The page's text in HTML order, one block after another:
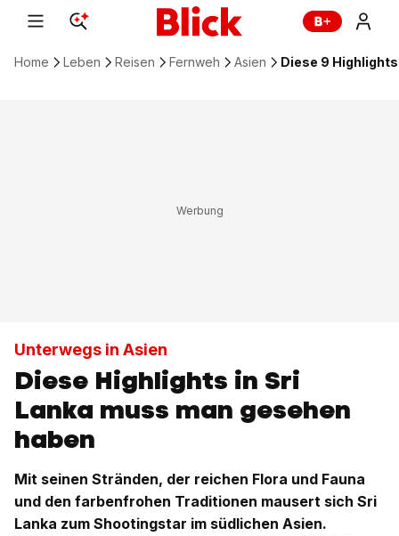
Home Leben Reisen Fernweh Asien Diese 9
Unterwegs in Asien
Diese Highlights in Sri
Lanka muss man gesehen
haben
Mit seinen Stränden, der reichen Flora und Fauna
und den farbenfrohen Traditionen mausert sich Sri
Lanka zum Shootingstar im südlichen Asien.